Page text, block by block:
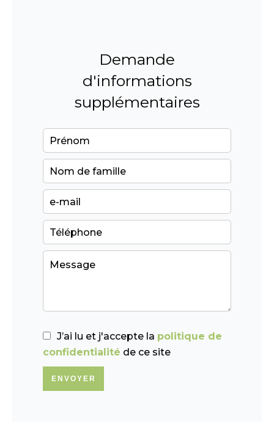
Demande
d'informations
supplémentaires
J’ai lu et j'accepte la politique de
confidentialité de ce site
ENVOYER